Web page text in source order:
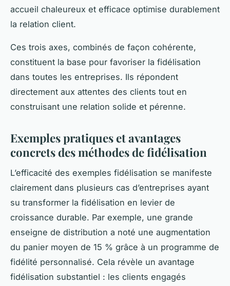
accueil chaleureux et efficace optimise durablement
la relation client.
Ces trois axes, combinés de façon cohérente,
constituent la base pour favoriser la fidélisation
dans toutes les entreprises. Ils répondent
directement aux attentes des clients tout en
construisant une relation solide et pérenne.
Exemples pratiques et avantages
concrets des méthodes de fidélisation
L’efficacité des exemples fidélisation se manifeste
clairement dans plusieurs cas d’entreprises ayant
su transformer la fidélisation en levier de
croissance durable. Par exemple, une grande
enseigne de distribution a noté une augmentation
du panier moyen de 15 % grâce à un programme de
fidélité personnalisé. Cela révèle un avantage
fidélisation substantiel : les clients engagés